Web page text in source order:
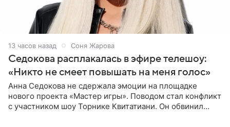
13 часов назад Соня Жарова
Седокова расплакалась в эфире телешоу:
«Никто не смеет повышать на меня голос»
Анна Седокова не сдержала эмоции на площадке
нового проекта «Мастер игры». Поводом стал конфликт
с участником шоу Торнике Квитатиани. Он обвинил